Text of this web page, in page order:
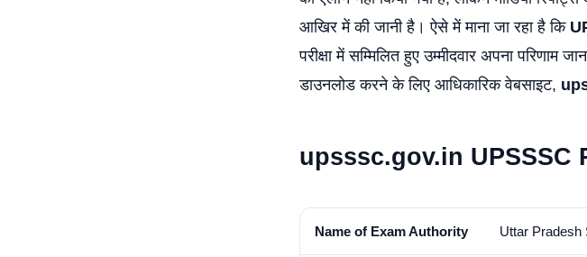
आखिर में की जानी है। ऐसे में माना जा रहा है कि
परीक्षा में सम्मिलित हुए उम्मीदवार अपना परिणाम
डाउनलोड करने के लिए आधिकारिक वेबसाइट,
upsssc.gov.in UPSSSC
Name of Exam Authority Uttar Pradesh